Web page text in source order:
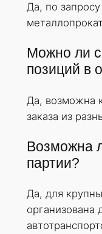
Да, по
Можно ли
позиций в
Да, возможна
заказа из
Возможна
партии?
Да, для
организована